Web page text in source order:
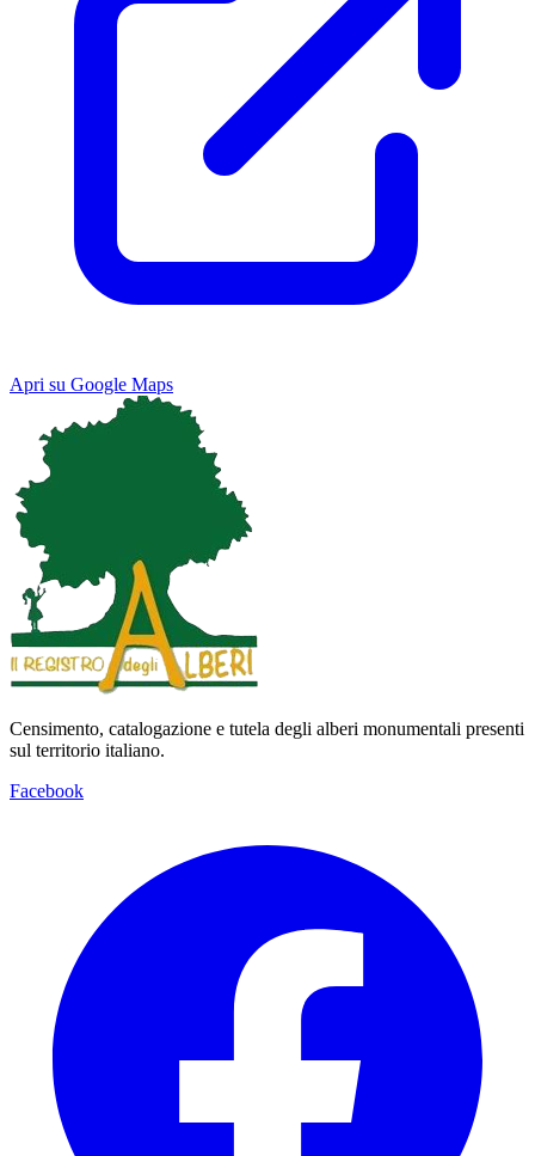
Apri su Google Maps
Map Satellite
Keyboard shortcuts
Censimento, catalogazione e tutela degli alberi monumentali presenti
sul territorio italiano.
Facebook